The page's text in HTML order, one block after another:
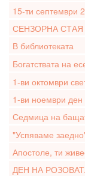
15-ти септември
СЕНЗОРНА СТАЯ
В библиотеката
Богатствата на
1-ви октомври
1-ви ноември ден
Седмица на
"Успяваме
Апостоле, ти
ДЕН НА